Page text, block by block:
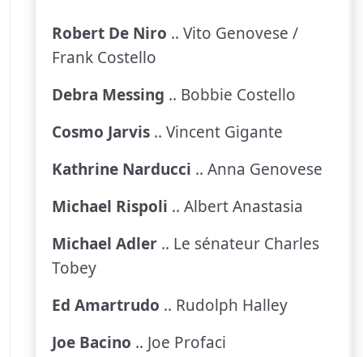
Robert De Niro .. Vito Genovese /
Frank Costello
Debra Messing .. Bobbie Costello
Cosmo Jarvis .. Vincent Gigante
Kathrine Narducci .. Anna Genovese
Michael Rispoli .. Albert Anastasia
Michael Adler .. Le sénateur Charles
Tobey
Ed Amartrudo .. Rudolph Halley
Joe Bacino .. Joe Profaci